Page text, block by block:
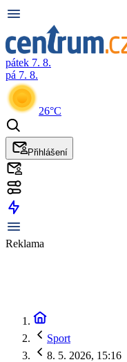
pátek 7. 8.
pá 7. 8.
26°C
Přihlášení
Reklama
Sport
8. 5. 2026, 15:16